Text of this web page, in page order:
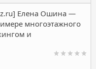
Елена Ошина ―
многоэтажного
и